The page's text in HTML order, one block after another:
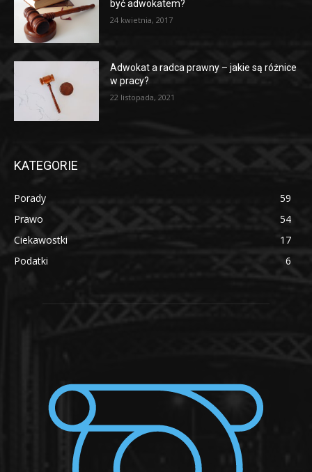
być adwokatem?
24 kwietnia, 2017
Adwokat a radca prawny – jakie są różnice
w pracy?
22 listopada, 2021
KATEGORIE
Porady
59
Prawo
54
Ciekawostki
17
Podatki
6